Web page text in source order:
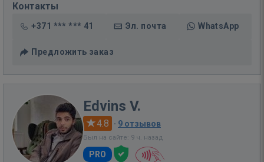
Контакты
+371 *** *** 41 Эл. почта WhatsApp
Предложить заказ
Edvins V.
4.8 · 9 отзывов
Был на сайте: 9 ч. назад
PRO